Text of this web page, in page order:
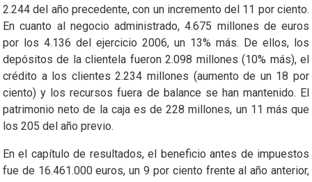
2.244 del año precedente, con un incremento del 11 por ciento.
En cuanto al negocio administrado, 4.675 millones de euros
por los 4.136 del ejercicio 2006, un 13% más. De ellos, los
depósitos de la clientela fueron 2.098 millones (10% más), el
crédito a los clientes 2.234 millones (aumento de un 18 por
ciento) y los recursos fuera de balance se han mantenido. El
patrimonio neto de la caja es de 228 millones, un 11 más que
los 205 del año previo.
En el capítulo de resultados, el beneficio antes de impuestos
fue de 16.461.000 euros, un 9 por ciento frente al año anterior,